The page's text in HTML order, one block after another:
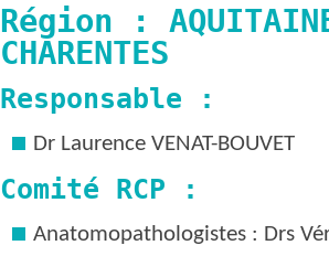
Région :
CHARENTES
Responsable :
Dr Laurence VENAT-BOUVET
Comité RCP :
Anatomopathologistes : Drs